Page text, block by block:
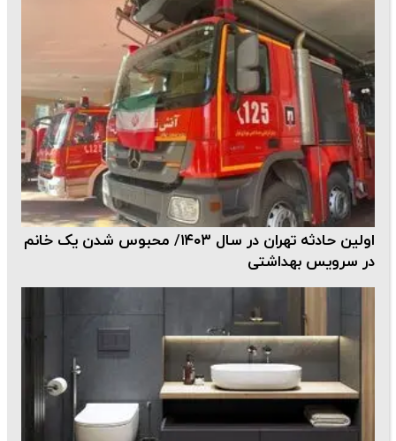
اولین حادثه تهران در سال ۱۴۰۳/ محبوس شدن یک خانم
در سرویس بهداشتی